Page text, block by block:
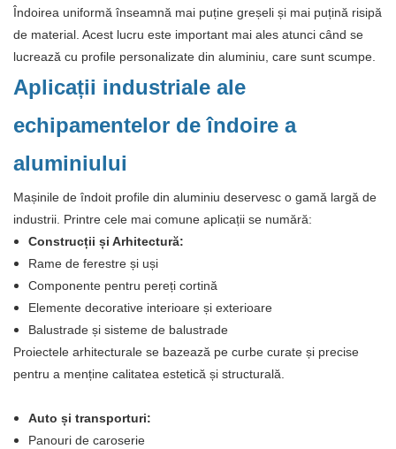
Îndoirea uniformă înseamnă mai puține greșeli și mai puțină risipă
de material. Acest lucru este important mai ales atunci când se
lucrează cu profile personalizate din aluminiu, care sunt scumpe.
Aplicații industriale ale
echipamentelor de îndoire a
aluminiului
Mașinile de îndoit profile din aluminiu deservesc o gamă largă de
industrii. Printre cele mai comune aplicații se numără:
Construcții și Arhitectură:
Rame de ferestre și uși
Componente pentru pereți cortină
Elemente decorative interioare și exterioare
Balustrade și sisteme de balustrade
Proiectele arhitecturale se bazează pe curbe curate și precise
pentru a menține calitatea estetică și structurală.
Auto și transporturi:
Panouri de caroserie